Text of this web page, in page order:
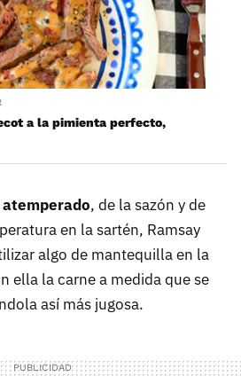
a la pimienta perfecto,
, de la sazón y de
en la sartén, Ramsay
algo de mantequilla en la
ella la carne a medida que se
así más jugosa.